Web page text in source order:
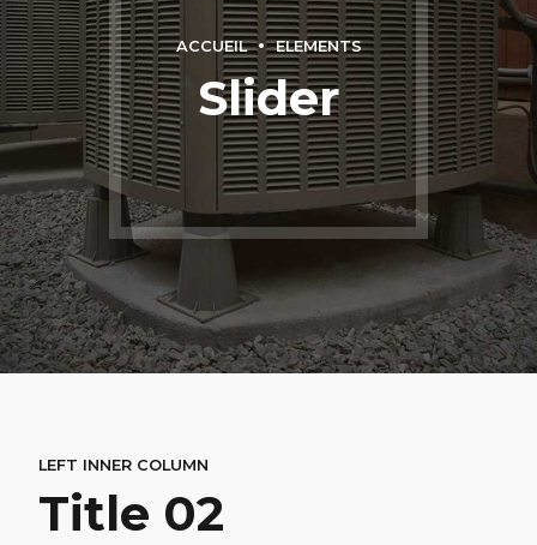
ACCUEIL ELEMENTS
Slider
LEFT INNER COLUMN
Title 02